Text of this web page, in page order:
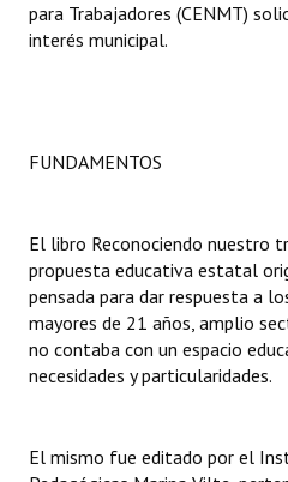
Informes de Gestión
Actas de Sesión
Ejecución Presupuestaria
Actas de Audiencias Públicas
NORMATIVA
Declaraciones
para Trabajadores (CENMT)
interés municipal.
FUNDAMENTOS
El libro Reconociendo nuestro
propuesta educativa estatal
pensada para dar respuesta a
mayores de 21 años, amplio
no contaba con un espacio
necesidades y particularidades.
El mismo fue editado por el